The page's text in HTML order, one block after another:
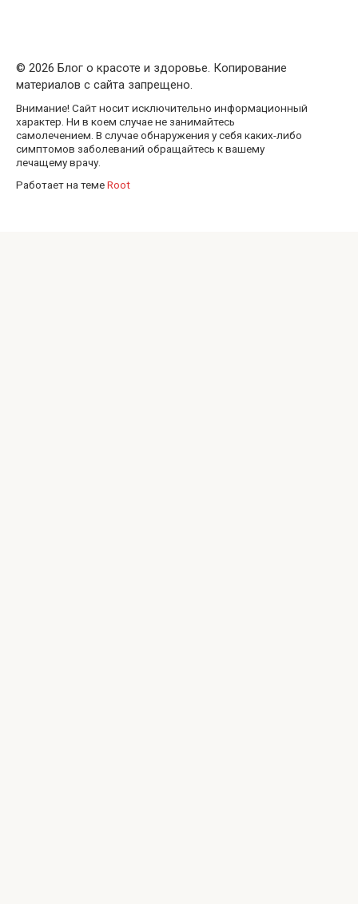
© 2026 Блог о красоте и здоровье. Копирование
материалов с сайта запрещено.
Внимание! Сайт носит исключительно информационный
характер. Ни в коем случае не занимайтесь
самолечением. В случае обнаружения у себя каких-либо
симптомов заболеваний обращайтесь к вашему
лечащему врачу.
Работает на темеRoot